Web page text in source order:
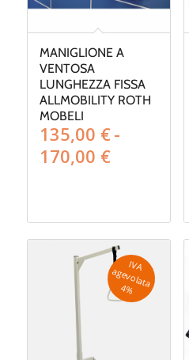
MANIGLIONE A
VENTOSA
LUNGHEZZA FISSA
ALLMOBILITY ROTH
MOBELI
135,00 €-
170,00 €Fascia
135,00 €
a
170,00 €
IV
A
a
g
e
v
o
la
ta
4
%